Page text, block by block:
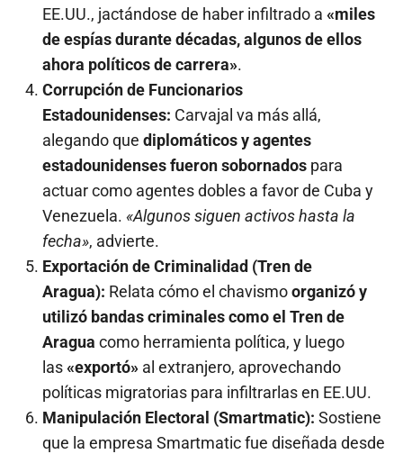
EE.UU., jactándose de haber infiltrado a «miles
de espías durante décadas, algunos de ellos
ahora políticos de carrera».
Corrupción de Funcionarios
Estadounidenses: Carvajal va más allá,
alegando que diplomáticos y agentes
estadounidenses fueron sobornados para
actuar como agentes dobles a favor de Cuba y
Venezuela. «Algunos siguen activos hasta la
fecha», advierte.
Exportación de Criminalidad (Tren de
Aragua): Relata cómo el chavismoorganizó y
utilizó bandas criminales como el Tren de
Aragua como herramienta política, y luego
las«exportó» al extranjero, aprovechando
políticas migratorias para infiltrarlas en EE.UU.
Manipulación Electoral (Smartmatic): Sostiene
que la empresa Smartmatic fue diseñada desde